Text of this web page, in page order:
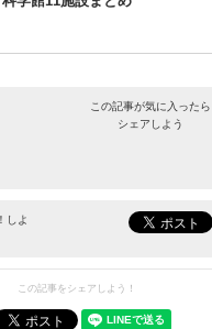
この記事が気に入ったら
シェアしよう
最新情報をお届けします。
しよ
この記事をシェアしよう！